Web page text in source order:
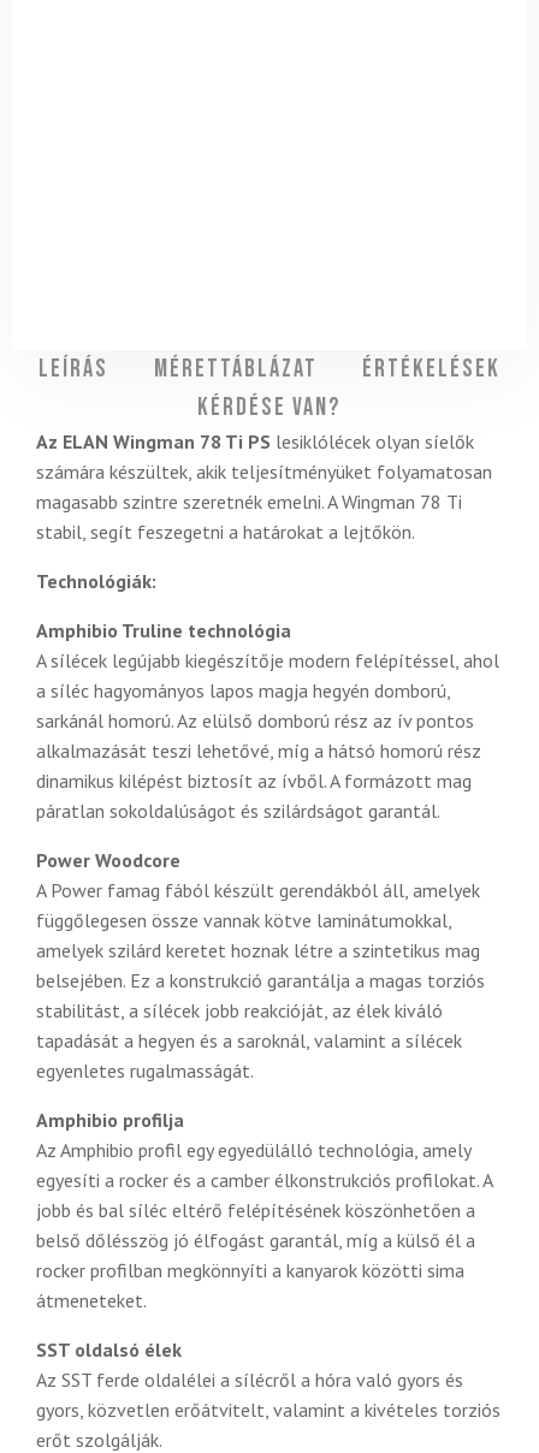
Leírás Mérettáblázat
Értékelések
Kérdése van?
Az ELAN Wingman 78 Ti PS lesiklólécek olyan síelők
számára készültek, akik teljesítményüket folyamatosan
magasabb szintre szeretnék emelni. A Wingman 78 Ti
stabil, segít feszegetni a határokat a lejtőkön.
Technológiák:
Amphibio Truline technológia
A sílécek legújabb kiegészítője modern felépítéssel, ahol
a síléc hagyományos lapos magja hegyén domború,
sarkánál homorú. Az elülső domború rész az ív pontos
alkalmazását teszi lehetővé, míg a hátsó homorú rész
dinamikus kilépést biztosít az ívből. A formázott mag
páratlan sokoldalúságot és szilárdságot garantál.
Power Woodcore
A Power famag fából készült gerendákból áll, amelyek
függőlegesen össze vannak kötve laminátumokkal,
amelyek szilárd keretet hoznak létre a szintetikus mag
belsejében. Ez a konstrukció garantálja a magas torziós
stabilitást, a sílécek jobb reakcióját, az élek kiváló
tapadását a hegyen és a saroknál, valamint a sílécek
egyenletes rugalmasságát.
Amphibio profilja
Az Amphibio profil egy egyedülálló technológia, amely
egyesíti a rocker és a camber élkonstrukciós profilokat. A
jobb és bal síléc eltérő felépítésének köszönhetően a
belső dőlésszög jó élfogást garantál, míg a külső él a
rocker profilban megkönnyíti a kanyarok közötti sima
átmeneteket.
SST oldalsó élek
Az SST ferde oldalélei a sílécről a hóra való gyors és
gyors, közvetlen erőátvitelt, valamint a kivételes torziós
erőt szolgálják.